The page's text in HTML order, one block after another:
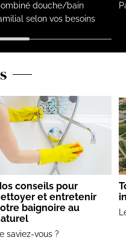
douche/bain
selon vos besoins
conseils pour
et entretenir
baignoire au
Le saviez-vous ?